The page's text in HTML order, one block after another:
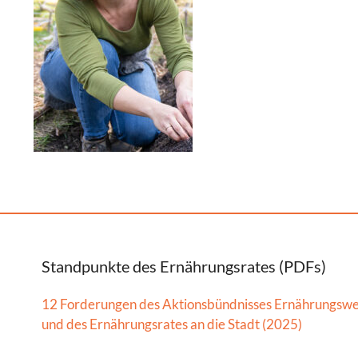
Standpunkte des Ernährungsrates (PDFs)
12 Forderungen des Aktionsbündnisses
und des Ernährungsrates an die Stadt (2025)